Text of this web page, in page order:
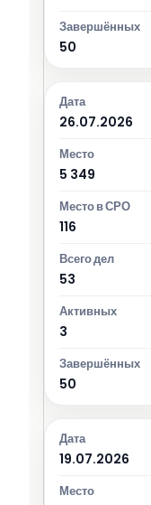
50
26.07.2026
5 349
116
53
3
50
19.07.2026